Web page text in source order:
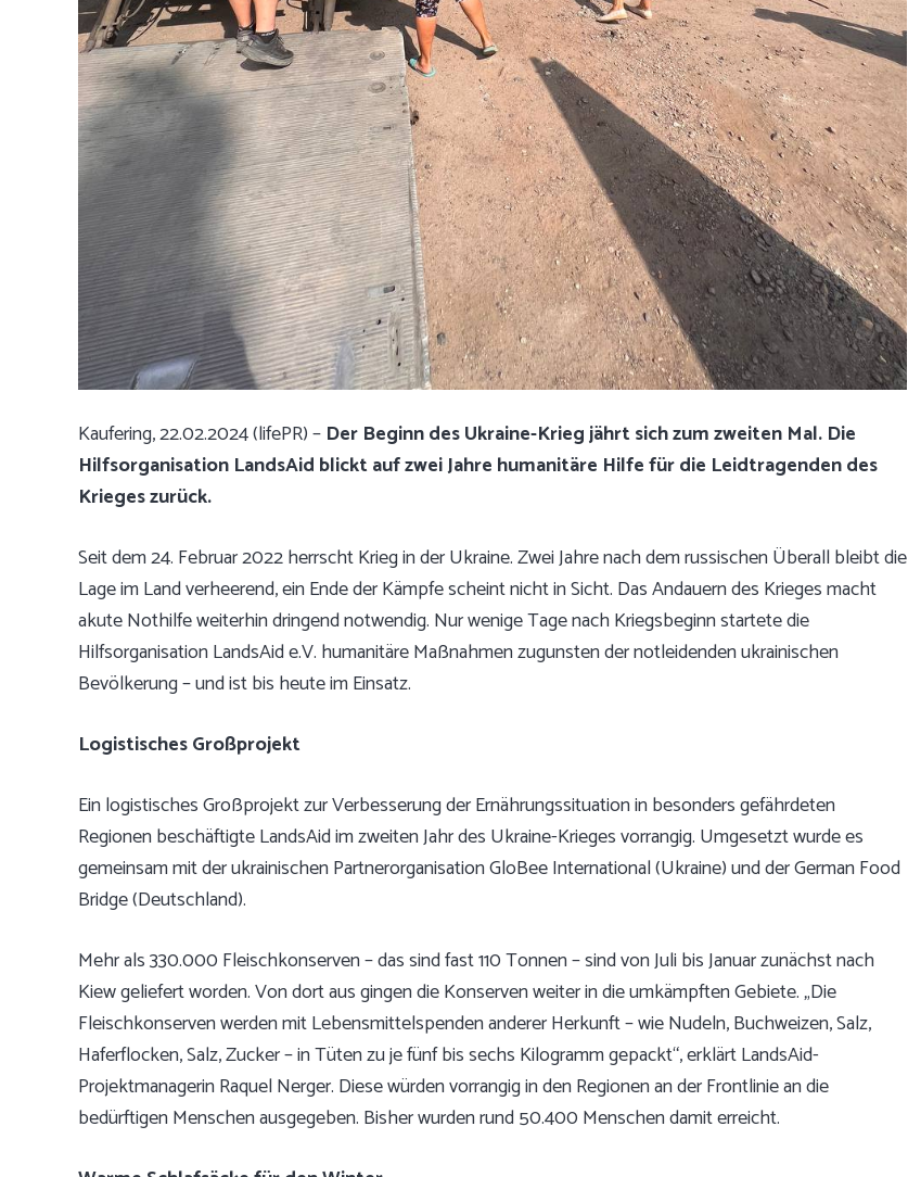
Kaufering, 22.02.2024 (lifePR) – Der Beginn des Ukraine-Krieg jährt sich zum zweiten Mal. Die
Hilfsorganisation LandsAid blickt auf zwei Jahre humanitäre Hilfe für die Leidtragenden des
Krieges zurück.
Seit dem 24. Februar 2022 herrscht Krieg in der Ukraine. Zwei Jahre nach dem russischen Überall bleibt die
Lage im Land verheerend, ein Ende der Kämpfe scheint nicht in Sicht. Das Andauern des Krieges macht
akute Nothilfe weiterhin dringend notwendig. Nur wenige Tage nach Kriegsbeginn startete die
Hilfsorganisation LandsAid e.V. humanitäre Maßnahmen zugunsten der notleidenden ukrainischen
Bevölkerung – und ist bis heute im Einsatz.
Logistisches Großprojekt
Ein logistisches Großprojekt zur Verbesserung der Ernährungssituation in besonders gefährdeten
Regionen beschäftigte LandsAid im zweiten Jahr des Ukraine-Krieges vorrangig. Umgesetzt wurde es
gemeinsam mit der ukrainischen Partnerorganisation GloBee International (Ukraine) und der German Food
Bridge (Deutschland).
Mehr als 330.000 Fleischkonserven – das sind fast 110 Tonnen – sind von Juli bis Januar zunächst nach
Kiew geliefert worden. Von dort aus gingen die Konserven weiter in die umkämpften Gebiete. „Die
Fleischkonserven werden mit Lebensmittelspenden anderer Herkunft – wie Nudeln, Buchweizen, Salz,
Haferflocken, Salz, Zucker – in Tüten zu je fünf bis sechs Kilogramm gepackt“, erklärt LandsAid-
Projektmanagerin Raquel Nerger. Diese würden vorrangig in den Regionen an der Frontlinie an die
bedürftigen Menschen ausgegeben. Bisher wurden rund 50.400 Menschen damit erreicht.